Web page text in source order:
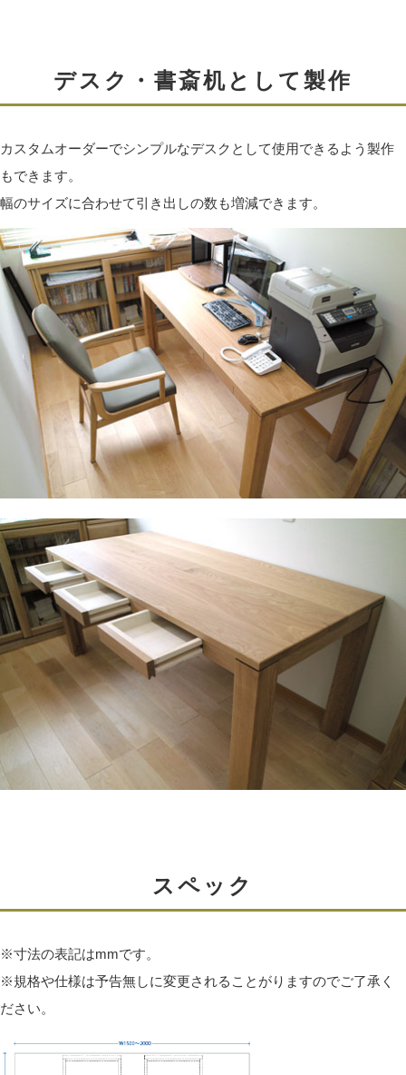
便利な浅引き出し
食器やサジ・フォークなどのカトラリー類を収納するの
に便利な引き出し。
開けやすさを考慮して「掘り込み」の取っ手にしていま
す。
伝統技法「蟻組」
引き出しは「蟻組（ダブテール）」と呼ばれる組み方で
4.手押し鉋
木材は製材された後に乾燥することで歪みが生じ
ます。
それを手押し鉋という機械で表面を削り、まっす
しやすくなる様、表面をなめらかにします。
デスク・書斎机として製作
カスタムオーダーでシンプルなデスクとして使用できるよう製作
もできます。
幅のサイズに合わせて引き出しの数も増減できます。
スペック
※寸法の表記はmmです。
※規格や仕様は予告無しに変更されることがりますのでご了承く
ださい。